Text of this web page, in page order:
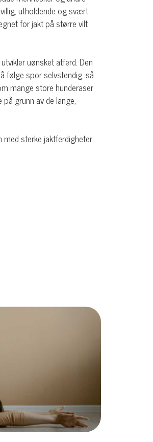
utholdende og svært
for jakt på større vilt
uønsket atferd. Den
følge spor selvstendig, så
mange store hunderaser
grunn av de lange,
sterke jaktferdigheter